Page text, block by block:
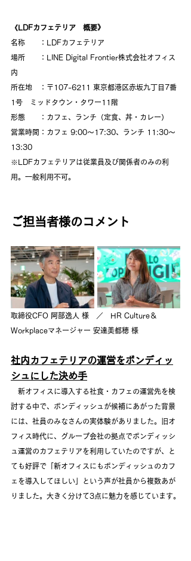
《LDFカフェテリア　概要》
名称　　：LDFカフェテリア
場所　　：LINE Digital Frontier株式会社オフィス
内
所在地　：〒107-6211 東京都港区赤坂九丁目7番
1号　ミッドタウン・タワー11階
形態　　：カフェ、ランチ（定食、丼・カレー）
営業時間：カフェ 9:00～17:30、ランチ 11:30～
13:30
※LDFカフェテリアは従業員及び関係者のみの利
用。一般利用不可。
ご担当者様のコメント
取締役CFO 阿部逸人 様　／　HR Culture＆
Workplaceマネージャー 安達美都穂 様
社内カフェテリアの運営をボンディッ
シュにした決め手
新オフィスに導入する社食・カフェの運営先を検
討する中で、ボンディッシュが候補にあがった背景
には、社員のみなさんの実体験がありました。旧オ
フィス時代に、グループ会社の拠点でボンディッシ
ュ運営のカフェテリアを利用していたのですが、と
ても好評で「新オフィスにもボンディッシュのカフ
ェを導入してほしい」という声が社員から複数あが
りました。大きく分けて3点に魅力を感じています。